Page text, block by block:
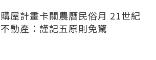
購屋計畫卡關農曆民俗月 21世紀
不動產：謹記五原則免驚